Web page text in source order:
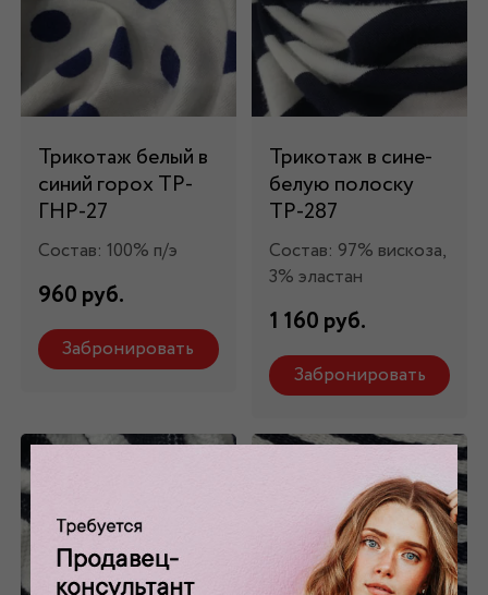
Трикотаж белый в
синий горох ТР-
ГНР-27
Состав: 100% п/э
960 руб.
Забронировать
Трикотаж в сине-
белую полоску
ТР-287
Состав: 97% вискоза,
3% эластан
1 160 руб.
Забронировать